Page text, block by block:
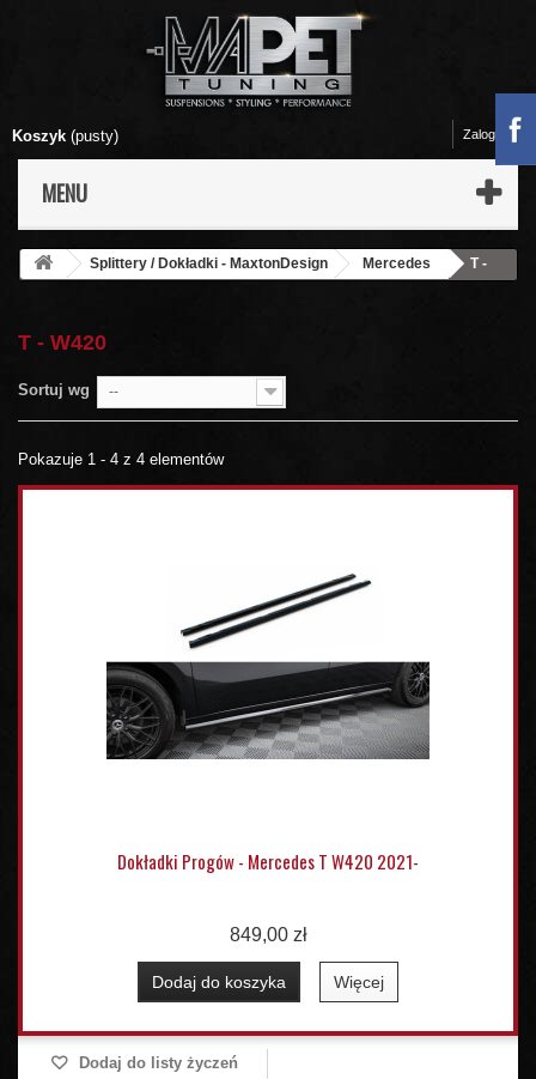
Koszyk (pusty)
MENU
Zaloguj się
Splittery / Dokładki - MaxtonDesign Mercedes
T -
T - W420
Sortuj wg --
Pokazuje 1 - 4 z 4 elementów
Dokładki Progów - Mercedes T W420 2021-
849,00 zł
Dodaj do koszyka Więcej
Dodaj do listy życzeń